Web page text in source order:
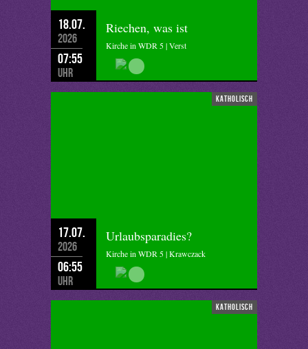
18.07.
2026
07:55
Uhr
Riechen, was ist
Kirche in WDR 5 | Verst
katholisch
17.07.
2026
06:55
Uhr
Urlaubsparadies?
Kirche in WDR 5 | Krawczack
katholisch